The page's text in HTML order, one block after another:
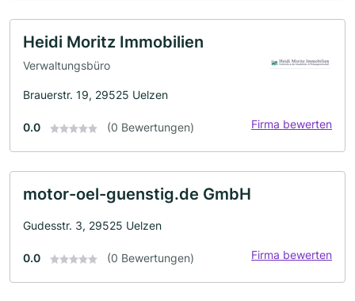
Heidi Moritz Immobilien
Verwaltungsbüro
Brauerstr. 19, 29525 Uelzen
0.0 (0 Bewertungen) Firma bewerten
motor-oel-guenstig.de GmbH
Gudesstr. 3, 29525 Uelzen
0.0 (0 Bewertungen) Firma bewerten